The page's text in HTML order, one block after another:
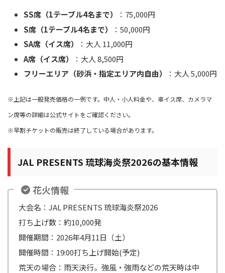
SS席（1テーブル4名まで）
：75,000円
S席（1テーブル4名まで）
：50,000円
SA席（イス席）
：大人 11,000円
A席（イス席）
：大人 8,500円
フリーエリア（砂浜・指定エリア内自由）
：大人 5,000円
※上記は一般発売価格の一例です。中人・小人料金や、車イス席、カメラマ
ン席等の詳細は公式サイトをご確認ください。
※早割チケットの販売は終了している場合があります。
JAL PRESENTS琉球海炎祭2026の基本情報
花火情報
大会名：JAL PRESENTS 琉球海炎祭2026
打ち上げ数：約10,000発
開催期間：2026年4月11日（土）
開催時間：19:00打ち上げ開始(予定)
荒天の場合：雨天決行。強風・強雨などの荒天時は中